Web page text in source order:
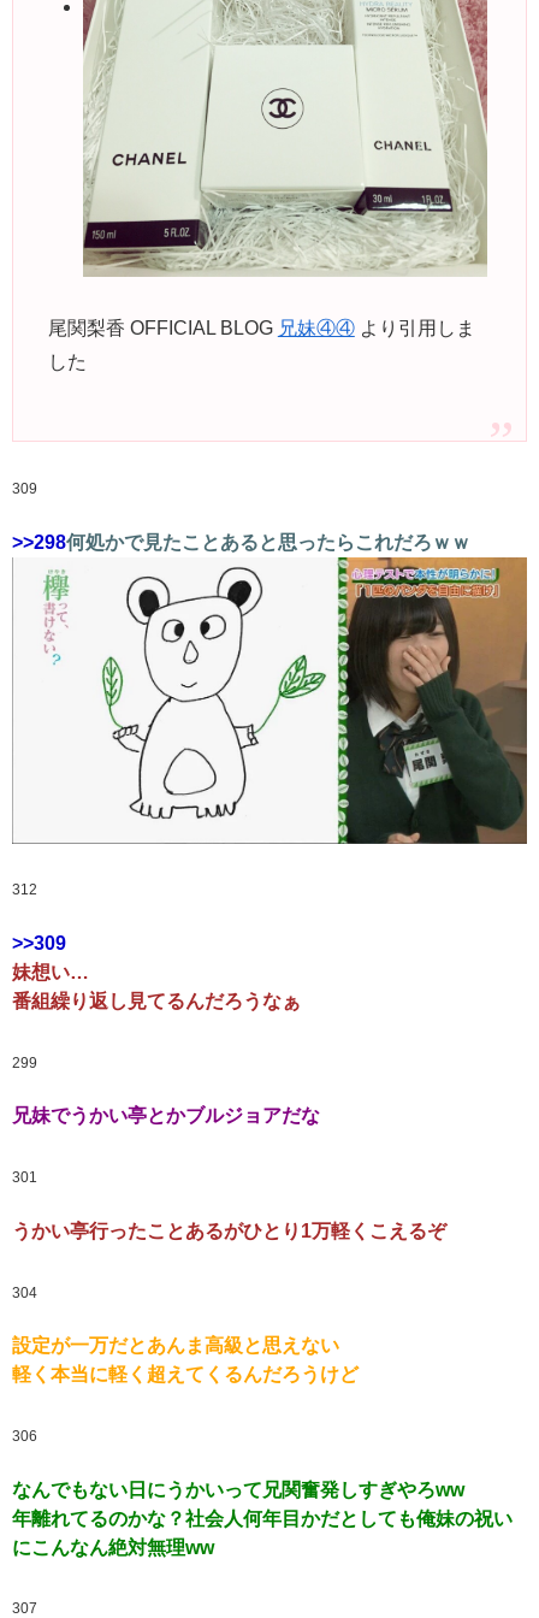
尾関梨香 OFFICIAL BLOG 兄妹④④より引用しま
した
309
>>298何処かで見たことあると思ったらこれだろｗｗ
312
>>309
妹想い…
番組繰り返し見てるんだろうなぁ
299
兄妹でうかい亭とかブルジョアだな
301
うかい亭行ったことあるがひとり1万軽くこえるぞ
304
設定が一万だとあんま高級と思えない
軽く本当に軽く超えてくるんだろうけど
306
なんでもない日にうかいって兄関奮発しすぎやろww
年離れてるのかな？社会人何年目かだとしても俺妹の祝い
にこんなん絶対無理ww
307